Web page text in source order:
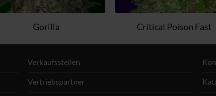
Gorilla Critical Poison Fast
Verkaufsstellen
Vertriebspartner